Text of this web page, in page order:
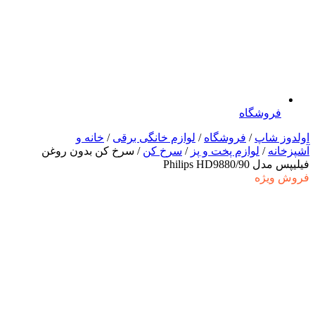
فروشگاه
اولدوز شاپ / فروشگاه / لوازم خانگی برقی / خانه و
آشپزخانه / لوازم پخت و پز / سرخ کن / سرخ کن بدون روغن
فیلیپس مدل 90/Philips HD9880
فروش ویژه